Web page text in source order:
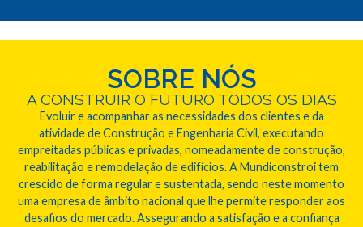
SOBRE NÓS
A CONSTRUIR O FUTURO TODOS OS DIAS
Evoluir e acompanhar as necessidades dos clientes e da
atividade de Construção e Engenharia Civil, executando
empreitadas públicas e privadas, nomeadamente de construção,
reabilitação e remodelação de edifícios. A Mundiconstroi tem
crescido de forma regular e sustentada, sendo neste momento
uma empresa de âmbito nacional que lhe permite responder aos
desafios do mercado. Assegurando a satisfação e a confiança